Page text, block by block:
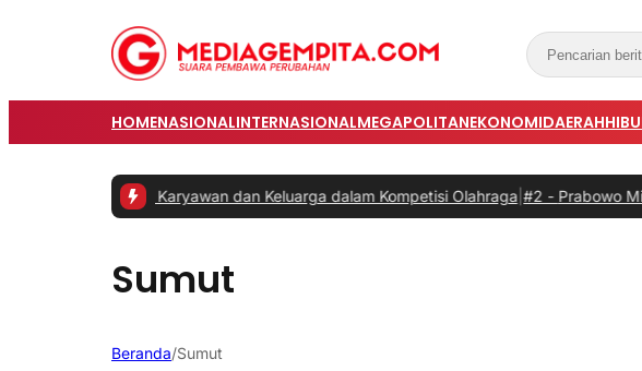
HOMENASIONALINTERNASIONALMEGAPOLITANEKONOMIDAERAH
Libatkan Karyawan dan Keluarga dalam Kompetisi Olahraga|#2 -Prabowo Minta
Sumut
Beranda/Sumut